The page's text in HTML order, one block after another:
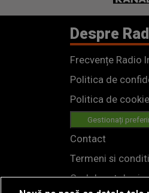
Despre
Frecvențe Radio
Politica de
Politica de
Gestionați
Contact
Termeni si
Cod deontologic